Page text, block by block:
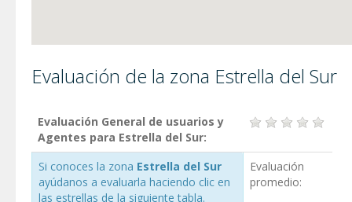
Evaluación de la zona Estrella del Sur
Evaluación General de usuarios y
Agentes para Estrella del Sur:
Si conoces la zona Estrella del Sur
ayúdanos a evaluarla haciendo clic en
las estrellas de la siguiente tabla.
Evaluación
promedio: